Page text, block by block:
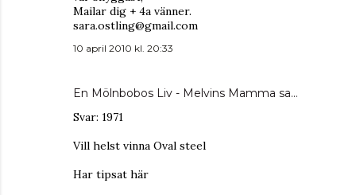
Mailar dig + 4a vänner.
sara.ostling@gmail.com
10 april 2010 kl. 20:33
En Mölnbobos Liv - Melvins Mamma sa…
Svar: 1971
Vill helst vinna Oval steel
Har tipsat här